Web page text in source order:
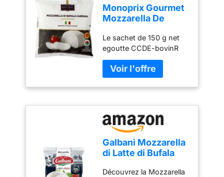
Monoprix Gourmet
Mozzarella De
Le sachet de 150 g net
egoutte CCDE-bovinR
Galbani Mozzarella
di Latte di Bufala
Découvrez la Mozzarella